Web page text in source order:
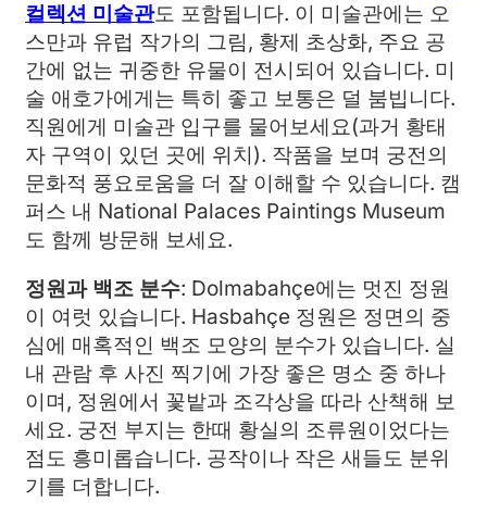
컬렉션 미술관도 포함됩니다. 이 미술관에는 오
스만과 유럽 작가의 그림, 황제 초상화, 주요 공
간에 없는 귀중한 유물이 전시되어 있습니다. 미
술 애호가에게는 특히 좋고 보통은 덜 붐빕니다.
직원에게 미술관 입구를 물어보세요(과거 황태
자 구역이 있던 곳에 위치). 작품을 보며 궁전의
문화적 풍요로움을 더 잘 이해할 수 있습니다. 캠
퍼스 내 National Palaces Paintings Museum
도 함께 방문해 보세요.
정원과 백조 분수: Dolmabahçe에는 멋진 정원
이 여럿 있습니다. Hasbahçe 정원은 정면의 중
심에 매혹적인 백조 모양의 분수가 있습니다. 실
내 관람 후 사진 찍기에 가장 좋은 명소 중 하나
이며, 정원에서 꽃밭과 조각상을 따라 산책해 보
세요. 궁전 부지는 한때 황실의 조류원이었다는
점도 흥미롭습니다. 공작이나 작은 새들도 분위
기를 더합니다.